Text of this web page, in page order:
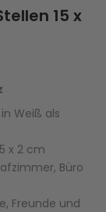
15 x
Weiß als
x 2 cm
Büro
Freunde und